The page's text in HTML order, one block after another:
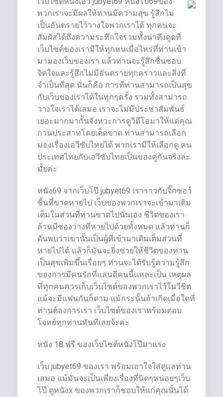
พวกเราจะมีผลให้ท่านมีความสุข รู้สึกไม่
เป็นอันตรายไว้วางใจพวกเราได้ ทุกคนจะ
สัมผัสได้ถึงความระทึกใจรวมทั้งน่าดึงดูดที่
เว็บไซต์ของเรามีให้ทุกหนเมื่อไหร่ที่ท่านเข้า
มามองเว็บของเรา แล้วท่านจะรู้สึกชื่นชอบ
จิตใจและรู้สึกไม่มีอันตรายทุกคราวและสิ่งที่
จำเป็นที่สุด นั่นก็คือ การที่ท่านสามารถเป็นสุข
กับเว็บของเราได้ในทุกๆครั้ง รวมทั้งสามารถ
วางใจเราได้เสมอ เราจะไม่มีประชาสัมพันธ์
เยอะมากมากั้นจังหวะการดูวิดีโอมาให้แด่คุณ
กวนประสาทโดยเด็ดขาด ท่านสามารถเลือก
มองเรื่องเอวีซับไทยได้ พวกเรามีให้เลือกดู คน
ประเทศไทยกับเอวีซับไทยเป็นของคู่กันจริงล่ะ
มั้ยค่ะ
หนัง69 จากเว็บโป๊ jubyet69 เราราวกับจิ๊กซอว์
ชิ้นที่ขาดหายไป เว็บของพวกเราจะเข้ามาเติม
เต็มในส่วนที่ท่านขาดไปนั่นเอง ชีวิตของเรา
ล้วนมีช่องว่างที่หายไปด้วยทั้งหมด แล้วท่านก็
ดันพบว่าเขานั้นเป็นผู้ที่เข้ามาเติมเต็มส่วนที่
หายไปได้ แล้วก็มันจะยิ่งช่วยให้ชีวิตของท่าน
เป็นสุขเพิ่มขึ้นเรื่อยๆ ท่านจะได้รับรู้ความรู้สึก
ของการมีคนรักที่แสนดีคนนี้แหละเป็น เหตุผล
ที่ทุกคนควรเก็บเว็บไซต์ของพวกเราไว้ในวีชิต
แม้จะมีแฟนกันก็ตาม แม้กระนั้นถ้าเกิดเมื่อใดที่
ท่านต้องการเรา เว็บไซต์ของเราพร้อมตอบ
โจทย์ทุกท่านทันทีเลยจ้ะค่ะ
หนัง 18 ฟรี ของเว็บไซต์หนังโป๊มาแรง
เว็บ jubyet69 ของเรา พร้อมเอาใจใส่ดูแลท่าน
เสมอ แม้มันจะเป็นเพียงเรื่องที่นิดๆหน่อยๆเว็บ
โป๊ ดูหนังx ของพวกเราก็ชอบให้แก่คุณนั้นได้